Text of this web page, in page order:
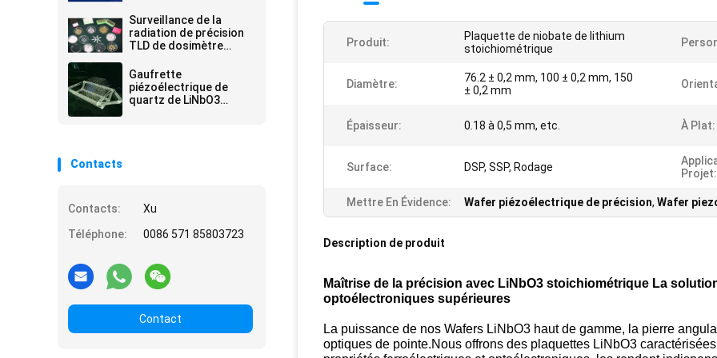
radiologique inégalée
Surveillance de la
radiation de précision
TLD de dosimètre
confiance pour la
précision de la sécurité
Gaufrette
piézoélectrique de
quartz de LiNbO3
Contacts
Contacts:
Xu
Téléphone:
0086 571 85803723
Contact
Produit:
Plaquette de niobate de lithium
stoichiométrique
Diamètre:
76.2 ± 0,2 mm, 100 ± 0,2 mm, 150
± 0,2 mm
Épaisseur: 0.18 à 0,5 mm, etc. À Plat:
Surface: DSP, SSP, Rodage
Projet:
Mettre En Évidence: Wafer piézoélectrique de précision, Wafer
Description de produit
Maîtrise de la précision avec LiNbO3 stoichiométrique La
optoélectroniques supérieures
La puissance de nos Wafers LiNbO3 haut de gamme, la pierre
optiques de pointe.Nous offrons des plaquettes LiNbO3